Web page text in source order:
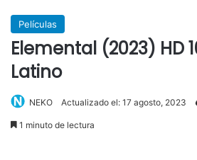
Películas
Elemental (2023) HD
Latino
NEKO Actualizado el: 17 agosto, 2023
1 minuto de lectura